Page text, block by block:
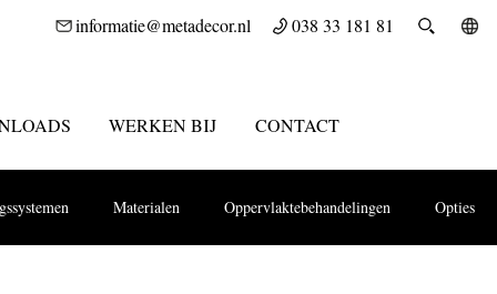
informatie@metadecor.nl 038 33 181 81
WERKEN BIJ CONTACT
Materialen Oppervlaktebehandelingen Opties